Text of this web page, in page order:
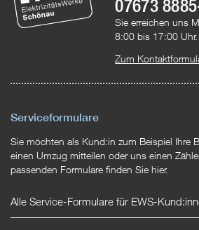
07673
Sie erreichen uns
8:00 bis 17:00 Uhr.
Zum
Serviceformulare
Sie möchten als Kund:in zum Beispiel Ihre
einen Umzug mitteilen oder uns einen
passenden Formulare finden Sie hier.
Alle Service-Formulare für EWS-